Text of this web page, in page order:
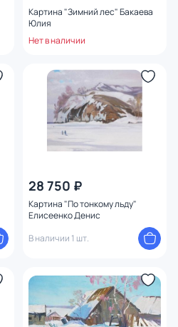
Картина "Зимний лес" Бакаева
Юлия
Нет в наличии
28 750 ₽
Картина "По тонкому льду"
Елисеенко Денис
В наличии 1 шт.